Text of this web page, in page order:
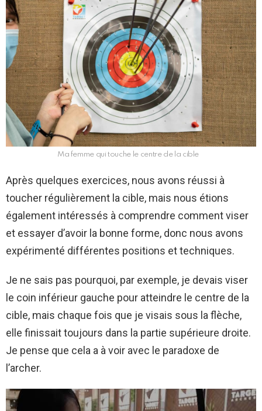
Ma femme qui touche le centre de la cible
Après quelques exercices, nous avons réussi à
toucher régulièrement la cible, mais nous étions
également intéressés à comprendre comment viser
et essayer d’avoir la bonne forme, donc nous avons
expérimenté différentes positions et techniques.
Je ne sais pas pourquoi, par exemple, je devais viser
le coin inférieur gauche pour atteindre le centre de la
cible, mais chaque fois que je visais sous la flèche,
elle finissait toujours dans la partie supérieure droite.
Je pense que cela a à voir avec le paradoxe de
l’archer.